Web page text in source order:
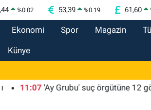
%0.02 53,39 %0.19 61,60
Ekonomi Spor Magazin
Künye
'Ay Grubu' suç örgütüne 12 gözaltı!